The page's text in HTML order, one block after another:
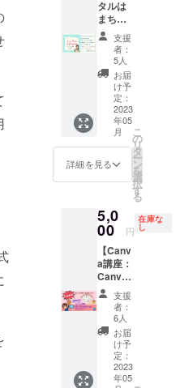
＊どの
ような
焚き火
会にし
たいか
等、ご
要望が
ある方
は備考
欄に記
載くだ
✼••┈┈••
✼••┈┈••
✼ 《リ
ターン
提供・
施行責
任者》
主催・
運営
奈良隆
サービ
ス内容
に関す
る効果
ル、洗
面道具
類、薬
や化粧
品など
必要と
思われ
るもの
はご自
身でご
用意く
ださ
い。 ＊
です。
＊近く
に病院
などが
あるか
はわか
りませ
ん。怪
我や病
気はご
自身の
責任で
行動し
てくだ
100人以
上の
方々が
足を運
ぶ。以
前は障
がい者
の方に
木工指
導を行
う傍ら
自身の
作品づ
を行
う。
2018年
2月に上
野の森
美術館
にて開
催され
た「全
国選抜
作家
展」に
「Volca
関して
出来な
いこと
があり
ます。
＊送料
は別途
いただ
きま
す。 ＊
基本郵
送とさ
せてい
時の破
損に関
しては
運搬会
社の責
任にお
いて修
理いた
しま
す。 ＊
使用時
の破損
に関し
てはお
う！ ご
支援よ
ろしく
お願い
致しま
す。 ＊
会いに
行く日
程はや
り取り
の上、
決めま
しょ
は6月以
降でお
願い致
しま
す。
工テー
ブル
（木製
台、ガ
ラス天
板）、
専用収
納箱 材
料：
Paper-
Wood（
色紙と
木材の
ス、エ
アクッ
ション
コンセ
プト：
透明ガ
ラスの
円形が
未だ視
ぬ未来
の地球
を連想
させ、
それを
いけ
ど、1人
で行き
づらい...
の夢を
叶える
使い方
もあり
日本中
どこで
も！現
地に向
かう交
途お支
払い願
いま
す。
✼••┈┈••
✼••┈┈••
✼••┈┈••
✼••┈┈••
✼ 《リ
ターン
提供・
施行責
任者》
senbo
タルは
まちゃ
ん】 オ
ンライ
ン1時
間、は
まちゃ
んを貸
し出し
ます。
パソコ
ンイン
ストラ
クター
＆ナイ
レンジ
応援家
のはま
ちゃん
に、オ
ンライ
ンでで
きるこ
とをご
依頼下
さい。
・パソ
コン・
スマホ
支援
者：
5人
お届
け予
定：
2023
年05
月
詳細を見る
こ
の
リ
タ
ー
ン
を
選
択
す
る
5,0
00 円
在庫な
し
【Canv
a講座：
Canva
でこん
なこと
できる
んだ】
こんな
方、必
見！
①「Ca
支援
者：
6人
お届
け予
定：
2023
年05